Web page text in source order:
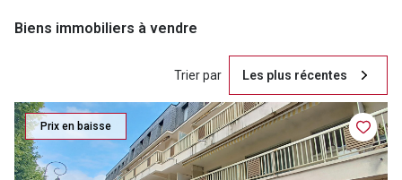
Biens immobiliers à vendre
Trier par Les plus récentes
Prix en baisse